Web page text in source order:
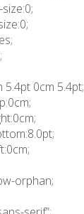
5.4pt 0cm 5.4pt;
orphan;